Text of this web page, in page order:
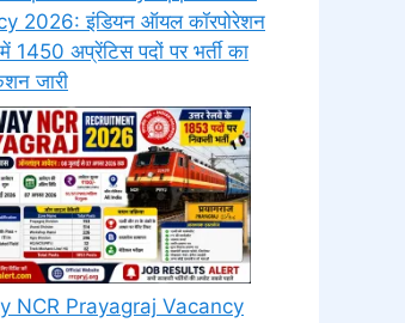
2026: इंडियन ऑयल कॉरपोरेशन
1450 अप्रेंटिस पदों पर भर्ती का
जारी
NCR Prayagraj Vacancy